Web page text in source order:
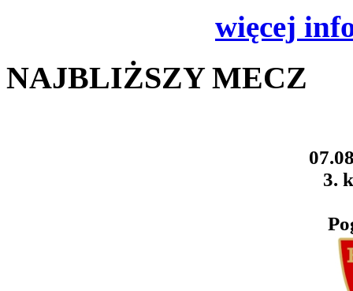
więcej
NAJBLIŻSZY MECZ
3.